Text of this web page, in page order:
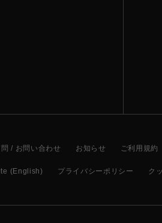
/ お問い合わせ お知らせ ご利用規約
(English) プライバシーポリシー ク